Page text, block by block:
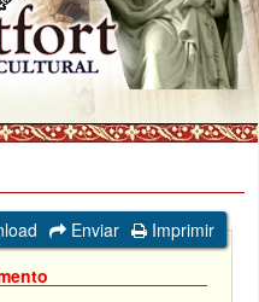
Enviar
Imprimir